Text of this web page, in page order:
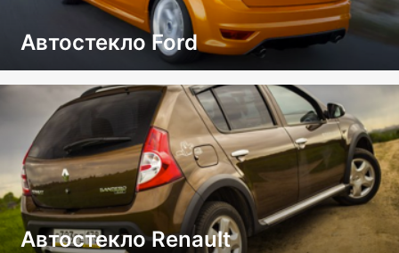
Автостекло Ford
Автостекло Renault